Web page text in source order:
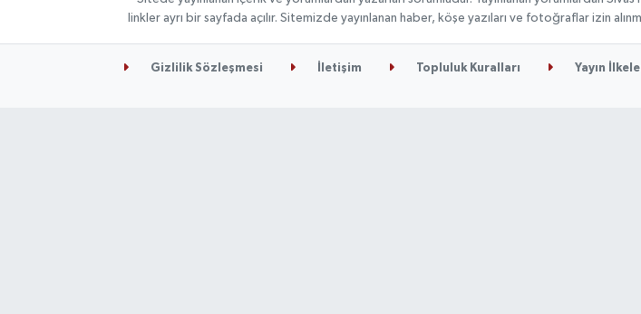
linkler ayrı bir sayfada açılır. Sitemizde yayınlanan haber, köşe yazıları ve fotoğraflar izin
Gizlilik Sözleşmesi İletişim Topluluk Kuralları Yayın